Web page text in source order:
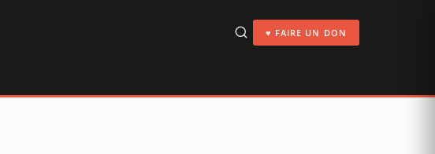
♥ FAIRE UN DON